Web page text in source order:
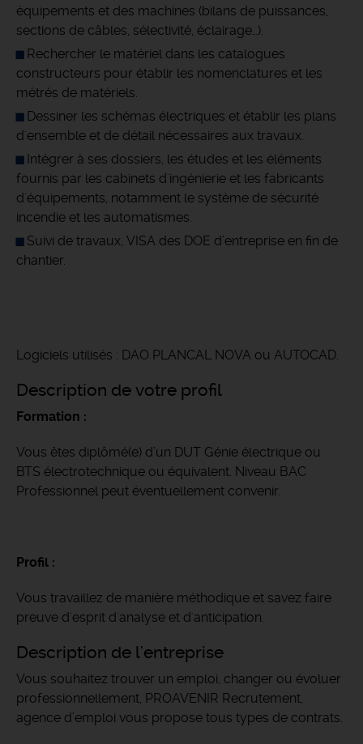
équipements et des machines (bilans de puissances,
sections de câbles, sélectivité, éclairage…).
Rechercher le matériel dans les catalogues
constructeurs pour établir les nomenclatures et les
métrés de matériels.
Dessiner les schémas électriques et établir les plans
d'ensemble et de détail nécessaires aux travaux.
Intégrer à ses dossiers, les études et les éléments
fournis par les cabinets d'ingénierie et les fabricants
d'équipements, notamment le système de sécurité
incendie et les automatismes.
Suivi de travaux, VISA des DOE d’entreprise en fin de
chantier.
Logiciels utilisés : DAO PLANCAL NOVA ou AUTOCAD.
Description de votre profil
Formation :
Vous êtes diplômé(e) d’un DUT Génie électrique ou
BTS électrotechnique ou équivalent. Niveau BAC
Professionnel peut éventuellement convenir.
Profil :
Vous travaillez de manière méthodique et savez faire
preuve d'esprit d'analyse et d'anticipation.
Description de l'entreprise
Vous souhaitez trouver un emploi, changer ou évoluer
professionnellement, PROAVENIR Recrutement,
agence d’emploi vous propose tous types de contrats.